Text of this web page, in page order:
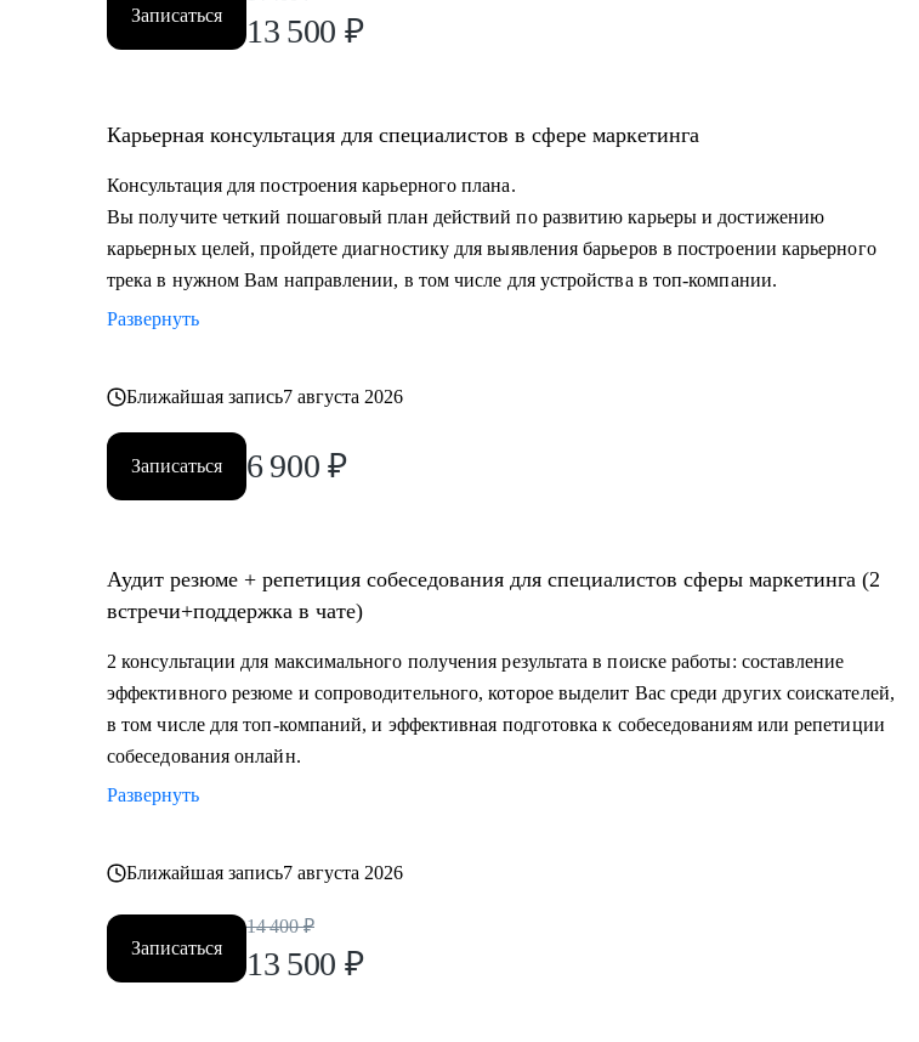
• Проведу репетицию собеседования, помогу подготовиться к успешному прохождению интервью
и самопрезентации.
• Всем, кто хочет сменить карьерный трек и перейти в маркетинг или развиваться в консалтинге;
• Специалистам (Junior-Middle-Senior) и руководителям из:
- Маркетинга (брендинг, PR, digital-маркетинг, SMM, копирайтинг, event-маркетинг, контент-
маркетинг и пр.) и консалтинга;
- E-commerce;
• Руководителям бизнеса в построении отдела маркетинга.
Записаться 13 500 ₽
Карьерная консультация для специалистов в сфере маркетинга
Консультация для построения карьерного плана.
Вы получите четкий пошаговый план действий по развитию карьеры и достижению
карьерных целей, пройдете диагностику для выявления барьеров в построении карьерного
трека в нужном Вам направлении, в том числе для устройства в топ-компании.
Развернуть
Ближайшая запись7 августа 2026
Записаться 6 900 ₽
Аудит резюме + репетиция собеседования для специалистов сферы маркетинга (2
встречи+поддержка в чате)
2 консультации для максимального получения результата в поиске работы: составление
эффективного резюме и сопроводительного, которое выделит Вас среди других соискателей,
в том числе для топ-компаний, и эффективная подготовка к собеседованиям или репетиции
собеседования онлайн.
Развернуть
Ближайшая запись7 августа 2026
Записаться
14 400 ₽
13 500 ₽